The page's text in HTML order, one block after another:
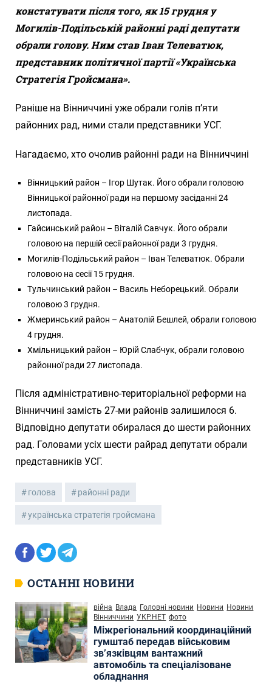
констатувати після того, як 15 грудня у
Могилів-Подільській районні раді депутати
обрали голову. Ним став Іван Телеватюк,
представник політичної партії «Українська
Стратегія Гройсмана».
Раніше на Вінниччині уже обрали голів п’яти
районних рад, ними стали представники УСГ.
Нагадаємо, хто очолив районні ради на Вінниччині
Вінницький район – Ігор Шутак. Його обрали головою
Вінницької районної ради на першому засіданні 24
листопада.
Гайсинський район – Віталій Савчук. Його обрали
головою на першій сесії районної ради 3 грудня.
Могилів-Подільський район – Іван Телеватюк. Обрали
головою на сесії 15 грудня.
Тульчинський район – Василь Неборецький. Обрали
головою 3 грудня.
Жмеринський район – Анатолій Бешлей, обрали головою
4 грудня.
Хмільницький район – Юрій Слабчук, обрали головою
районної ради 27 листопада.
Після адміністративно-територіальної реформи на
Вінниччині замість 27-ми районів залишилося 6.
Відповідно депутати обиралася до шести районних
рад. Головами усіх шести райрад депутати обрали
представників УСГ.
голова районні ради
українська стратегія гройсмана
ОСТАННІ НОВИНИ
війна Влада Головні новини Новини Новини
Вінниччини УКР.НЕТ фото
Міжрегіональний координаційний
гумштаб передав військовим
зв’язківцям вантажний
автомобіль та спеціалізоване
обладнання